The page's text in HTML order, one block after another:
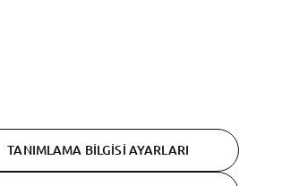
TANIMLAMA BILGISI AYARLARI